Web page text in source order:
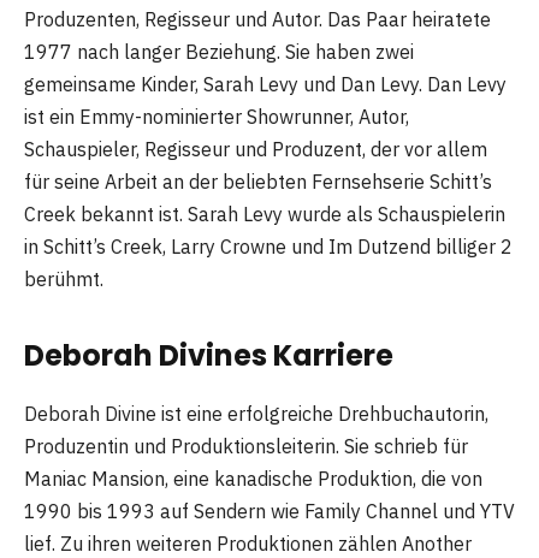
Produzenten, Regisseur und Autor. Das Paar heiratete
1977 nach langer Beziehung. Sie haben zwei
gemeinsame Kinder, Sarah Levy und Dan Levy. Dan Levy
ist ein Emmy-nominierter Showrunner, Autor,
Schauspieler, Regisseur und Produzent, der vor allem
für seine Arbeit an der beliebten Fernsehserie Schitt’s
Creek bekannt ist. Sarah Levy wurde als Schauspielerin
in Schitt’s Creek, Larry Crowne und Im Dutzend billiger 2
berühmt.
Deborah Divines Karriere
Deborah Divine ist eine erfolgreiche Drehbuchautorin,
Produzentin und Produktionsleiterin. Sie schrieb für
Maniac Mansion, eine kanadische Produktion, die von
1990 bis 1993 auf Sendern wie Family Channel und YTV
lief. Zu ihren weiteren Produktionen zählen Another